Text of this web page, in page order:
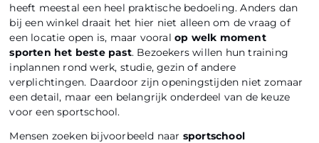
heeft meestal een heel praktische bedoeling. Anders dan
bij een winkel draait het hier niet alleen om de vraag of
een locatie open is, maar vooralop welk moment
sporten het beste past. Bezoekers willen hun training
inplannen rond werk, studie, gezin of andere
verplichtingen. Daardoor zijn openingstijden niet zomaar
een detail, maar een belangrijk onderdeel van de keuze
voor een sportschool.
Mensen zoeken bijvoorbeeld naar sportschool